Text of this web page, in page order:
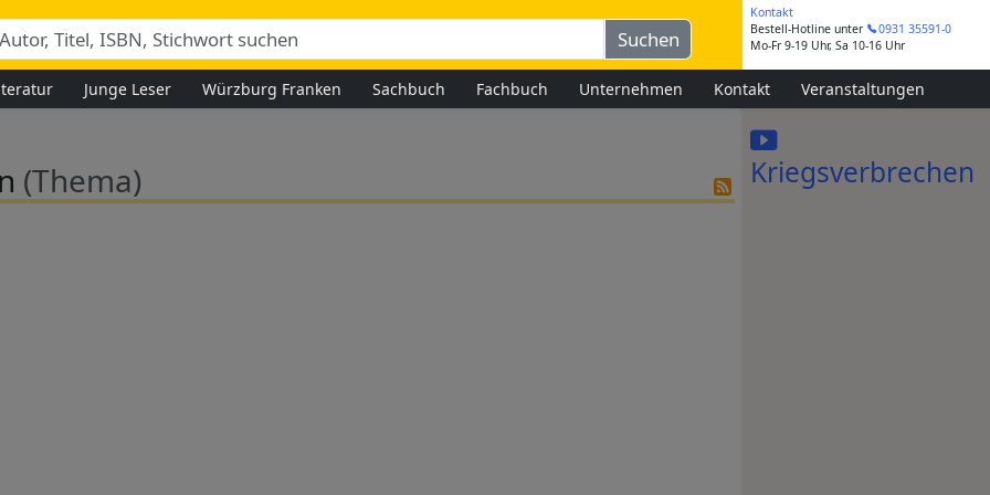
Kontakt
Bestell-Hotline unter
0931 35591-0
Mo-Fr 9-19 Uhr, Sa 10-16 Uhr
Junge Leser Würzburg Franken Sachbuch Fachbuch Unternehmen Kontakt Veranstaltungen
(Thema) Kriegsverbrechen